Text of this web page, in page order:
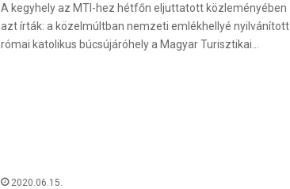
A kegyhely az MTI-hez hétfőn eljuttatott közleményében
azt írták: a közelmúltban nemzeti emlékhellyé nyilvánított
római katolikus búcsújáróhely a Magyar Turisztikai…
2020.06.15.